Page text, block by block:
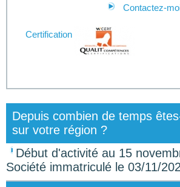
Contactez-
Certification
Depuis combien de temps
sur votre région ?
Début d'activité au 15
Société immatriculé le 03/11/